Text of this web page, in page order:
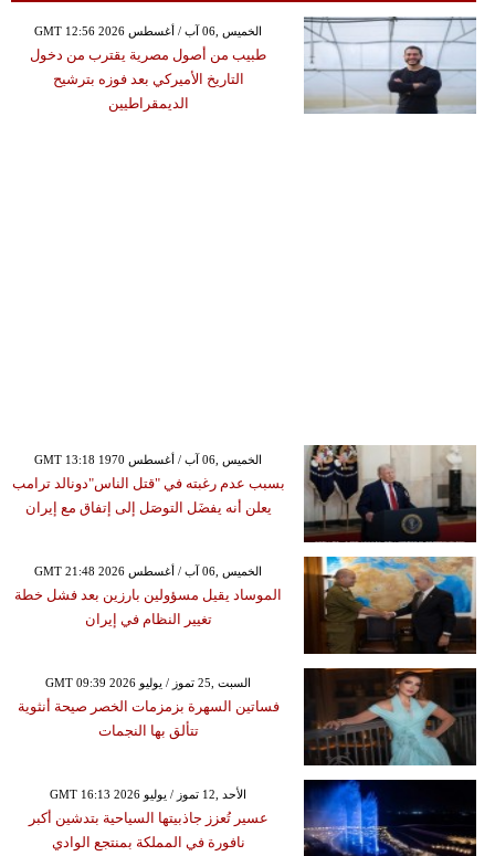
GMT 12:56 2026 الخميس ,06 آب / أغسطس
طبيب من أصول مصرية يقترب من دخول
التاريخ الأميركي بعد فوزه بترشيح
الديمقراطيين
GMT 13:18 1970 الخميس ,06 آب / أغسطس
بسبب عدم رغبته في "قتل الناس"دونالد ترامب
يعلن أنه يفضَل التوصَل إلى إتفاق مع إيران
GMT 21:48 2026 الخميس ,06 آب / أغسطس
الموساد يقيل مسؤولين بارزين بعد فشل خطة
تغيير النظام في إيران
GMT 09:39 2026 السبت ,25 تموز / يوليو
فساتين السهرة بزمزمات الخصر صيحة أنثوية
تتألق بها النجمات
GMT 16:13 2026 الأحد ,12 تموز / يوليو
عسير تُعزز جاذبيتها السياحية بتدشين أكبر
نافورة في المملكة بمنتجع الوادي